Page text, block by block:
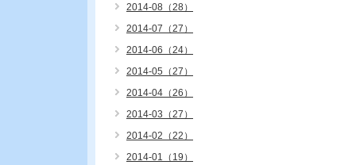
2014-08（28）
2014-07（27）
2014-06（24）
2014-05（27）
2014-04（26）
2014-03（27）
2014-02（22）
2014-01（19）